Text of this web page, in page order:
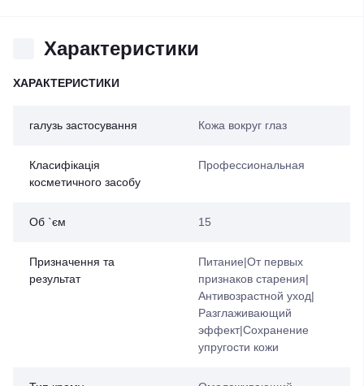
Характеристики
ХАРАКТЕРИСТИКИ
галузь застосування Кожа вокруг глаз
Класифікація
косметичного засобу
Профессиональная
Об `єм 15
Призначення та
результат
Питание|От первых
признаков старения|
Антивозрастной уход|
Разглаживающий
эффект|Сохранение
упругости кожи